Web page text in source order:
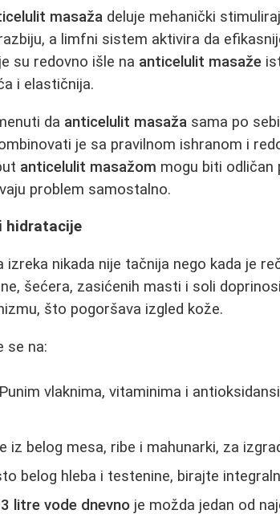
masaža deluje mehanički
a limfni sistem aktivira da
su redovno išle na anticelulit masaže
i elastičnija.
da anticelulit masaža sama po
je sa pravilnom ishranom i
anticelulit masažom mogu biti odličan
problem samostalno.
hidratacije
nikada nije tačnija nego kada je
šećera, zasićenih masti i soli
što pogoršava izgled kože.
se na:
Punim vlaknima, vitaminima i
iz belog mesa, ribe i mahunarki, za
belog hleba i testenine, birajte
litre vode dnevno je možda jedan od